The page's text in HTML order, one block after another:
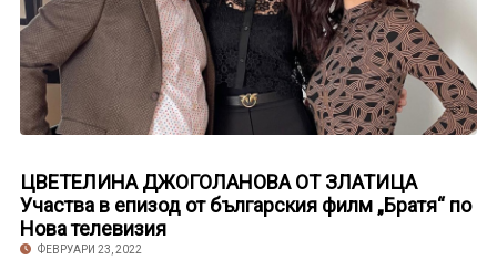
ЦВЕТЕЛИНА ДЖОГОЛАНОВА ОТ ЗЛАТИЦА
Участва в епизод от българския филм „Братя“ по
Нова телевизия
ФЕВРУАРИ 23, 2022